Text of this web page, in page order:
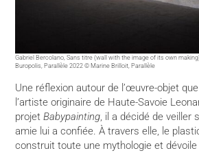
Gabriel Bercolano, Sans titre (wall with the image of its own
Buropolis, Parallèle 2022 © Marine Brilloit, Parallèle
Une réflexion autour de l’œuvre-objet
l’artiste originaire de Haute-Savoie
projetBabypainting, il a décidé de veiller
amie lui a confiée. À travers elle, le
construit toute une mythologie et dévoile